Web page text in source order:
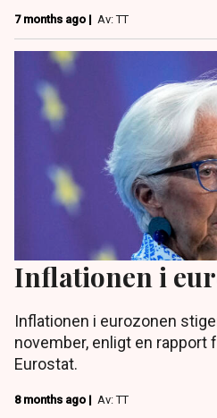
7 months ago | Av: TT
Inflationen i
Inflationen i eurozonen
november, enligt en rapport
Eurostat.
8 months ago | Av: TT